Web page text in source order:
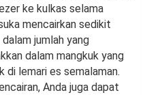
ke kulkas selama
mencairkan sedikit
jumlah yang
dalam mangkuk yang
lemari es semalaman.
Anda juga dapat